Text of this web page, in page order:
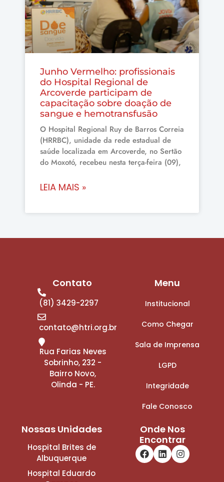
Junho Vermelho: profissionais
do Hospital Regional de
Arcoverde participam de
capacitação sobre doação de
sangue e hemotransfusão
O Hospital Regional Ruy de Barros Correia
(HRRBC), unidade da rede estadual de
saúde localizada em Arcoverde, no Sertão
do Moxotó, recebeu nesta terça-feira (09),
LEIA MAIS »
Contato
(81) 3429-2297
contato@htri.org.br
Rua Farias Neves
Sobrinho, 232 -
Bairro Novo,
Olinda - PE.
Menu
Institucional
Como Chegar
Sala de Imprensa
LGPD
Integridade
Fale Conosco
Nossas Unidades
Hospital Brites de
Albuquerque
Hospital Eduardo
Onde Nos
Encontrar